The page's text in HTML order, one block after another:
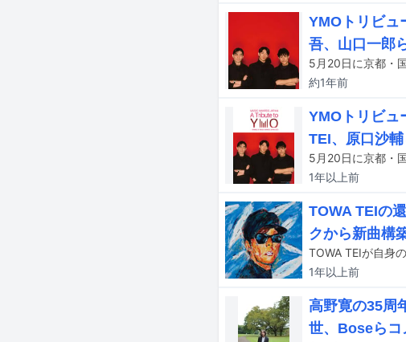
YMOトリビュ
吾、山口一郎
約1年前
YMOトリビュ
TEI、原口沙輔
1年以上前
TOWA TEIの
クから新曲構
TOWA TEIが自身
1年以上前
高野寛の35周
世、Boseらコ